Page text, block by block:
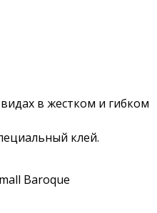
в жестком и гибком
клей.
Baroque